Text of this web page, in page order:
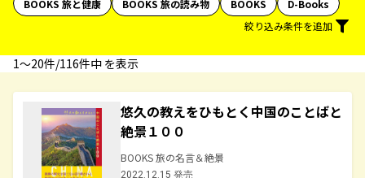
BOOKS 旅と健康
BOOKS 旅の読み物 BOOKS
D-Books
絞り込み条件を追加
1〜20件/116件中 を表示
悠久の教えをひもとく中国のことばと
絶景１００
BOOKS 旅の名言＆絶景
2022.12.15 発売